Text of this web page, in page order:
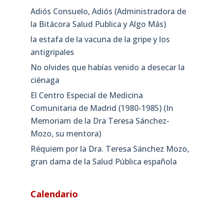
Adiós Consuelo, Adiós (Administradora de
la Bitácora Salud Publica y Algo Más)
la estafa de la vacuna de la gripe y los
antigripales
No olvides que habías venido a desecar la
ciénaga
El Centro Especial de Medicina
Comunitaria de Madrid (1980-1985) (In
Memoriam de la Dra Teresa Sánchez-
Mozo, su mentora)
Réquiem por la Dra. Teresa Sánchez Mozo,
gran dama de la Salud Pública española
Calendario